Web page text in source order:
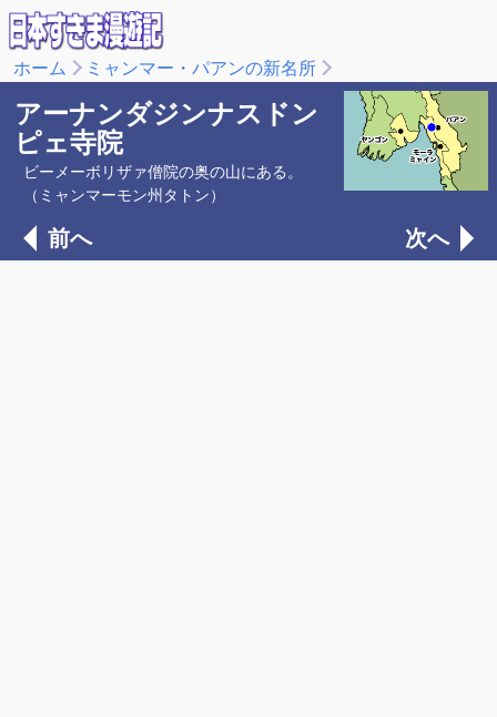
ホーム ミャンマー・パアンの新名所
アーナンダジンナスドン
ピェ寺院
ビーメーボリザァ僧院の奥の山にある。
（ミャンマーモン州タトン）
前へ 次へ